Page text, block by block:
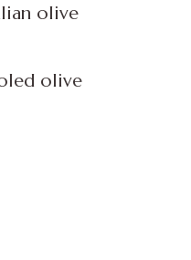
olive
olive